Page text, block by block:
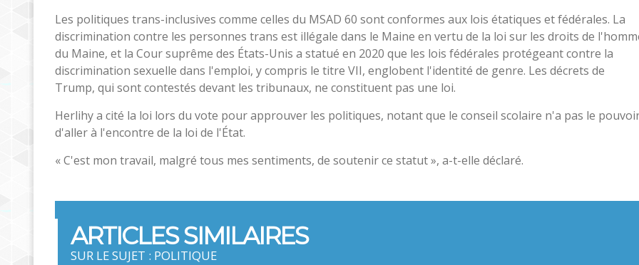
Les politiques trans-inclusives comme celles du MSAD 60 sont conformes aux lois étatiques et fédérales. La
discrimination contre les personnes trans est illégale dans le Maine en vertu de la loi sur les droits de
du Maine, et la Cour suprême des États-Unis a statué en 2020 que les lois fédérales protégeant contre la
discrimination sexuelle dans l'emploi, y compris le titre VII, englobent l'identité de genre. Les décrets de
Trump, qui sont contestés devant les tribunaux, ne constituent pas une loi.
Herlihy a cité la loi lors du vote pour approuver les politiques, notant que le conseil scolaire n'a pas le
d'aller à l'encontre de la loi de l'État.
« C'est mon travail, malgré tous mes sentiments, de soutenir ce statut », a-t-elle déclaré.
ARTICLES SIMILAIRES
SUR LE SUJET : POLITIQUE